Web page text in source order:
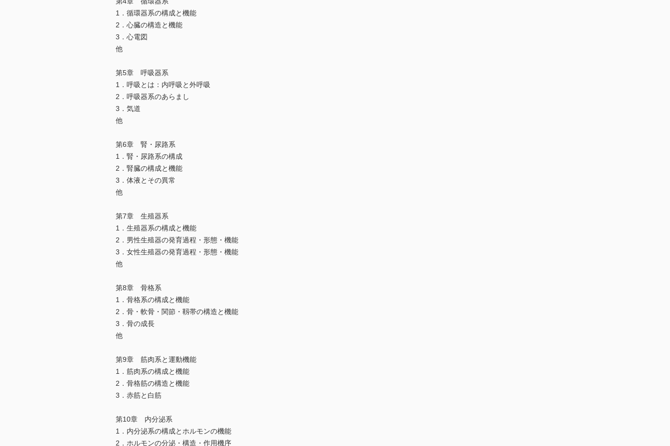
1．循環器系の構成と機能
2．心臓の構造と機能
3．心電図
他
第5章 呼吸器系
1．呼吸とは：内呼吸と外呼吸
2．呼吸器系のあらまし
3．気道
他
第6章 腎・尿路系
1．腎・尿路系の構成
2．腎臓の構成と機能
3．体液とその異常
他
第7章 生殖器系
1．生殖器系の構成と機能
2．男性生殖器の発育過程・形態・機能
3．女性生殖器の発育過程・形態・機能
他
第8章 骨格系
1．骨格系の構成と機能
2．骨・軟骨・関節・靱帯の構造と機能
3．骨の成長
他
第9章 筋肉系と運動機能
1．筋肉系の構成と機能
2．骨格筋の構造と機能
3．赤筋と白筋
第10章 内分泌系
1．内分泌系の構成とホルモンの機能
2．ホルモンの分泌・構造・作用機序